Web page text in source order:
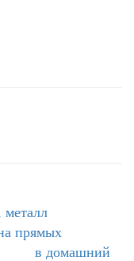
металл
прямых
в домашний